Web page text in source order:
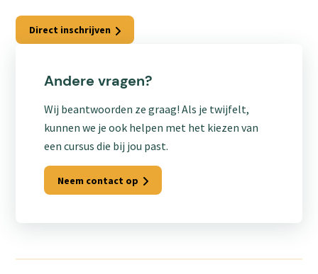
Direct inschrijven
Andere vragen?
Wij beantwoorden ze graag! Als je twijfelt,
kunnen we je ook helpen met het kiezen van
een cursus die bij jou past.
Neem contact op